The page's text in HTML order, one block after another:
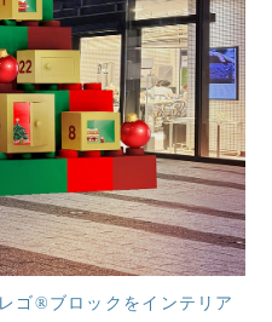
ゴ®ブロックをインテリア